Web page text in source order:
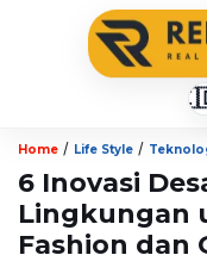
Home / Life Style /
6 Inovasi
Lingkungan
Fashion dan